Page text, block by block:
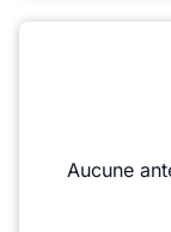
Aucune